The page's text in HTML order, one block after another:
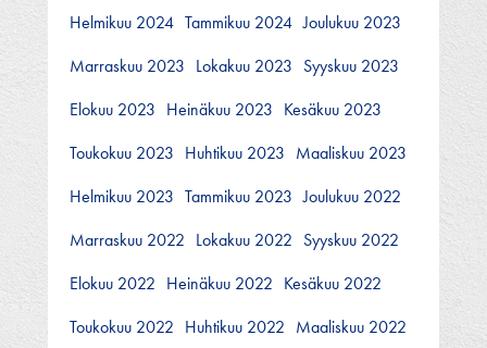
Helmikuu 2024 Tammikuu 2024 Joulukuu 2023
Marraskuu 2023 Lokakuu 2023 Syyskuu 2023
Elokuu 2023 Heinäkuu 2023 Kesäkuu 2023
Toukokuu 2023 Huhtikuu 2023 Maaliskuu 2023
Helmikuu 2023 Tammikuu 2023 Joulukuu 2022
Marraskuu 2022 Lokakuu 2022 Syyskuu 2022
Elokuu 2022 Heinäkuu 2022 Kesäkuu 2022
Toukokuu 2022 Huhtikuu 2022 Maaliskuu 2022